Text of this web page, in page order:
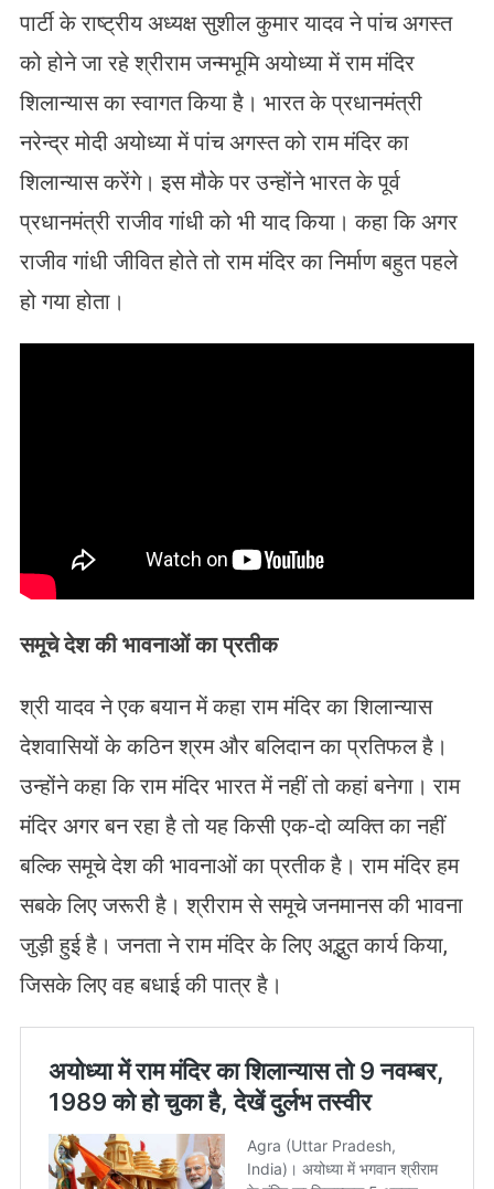
पार्टी के राष्ट्रीय अध्यक्ष सुशील कुमार यादव ने पांच अगस्त
को होने जा रहे श्रीराम जन्मभूमि अयोध्या में राम मंदिर
शिलान्यास का स्वागत किया है। भारत के प्रधानमंत्री
नरेन्द्र मोदी अयोध्या में पांच अगस्त को राम मंदिर का
शिलान्यास करेंगे। इस मौके पर उन्होंने भारत के पूर्व
प्रधानमंत्री राजीव गांधी को भी याद किया। कहा कि अगर
राजीव गांधी जीवित होते तो राम मंदिर का निर्माण बहुत पहले
हो गया होता।
समूचे देश की भावनाओं का प्रतीक
श्री यादव ने एक बयान में कहा राम मंदिर का शिलान्यास
देशवासियों के कठिन श्रम और बलिदान का प्रतिफल है।
उन्होंने कहा कि राम मंदिर भारत में नहीं तो कहां बनेगा। राम
मंदिर अगर बन रहा है तो यह किसी एक-दो व्यक्ति का नहीं
बल्कि समूचे देश की भावनाओं का प्रतीक है। राम मंदिर हम
सबके लिए जरूरी है। श्रीराम से समूचे जनमानस की भावना
जुड़ी हुई है। जनता ने राम मंदिर के लिए अद्भुत कार्य किया,
जिसके लिए वह बधाई की पात्र है।